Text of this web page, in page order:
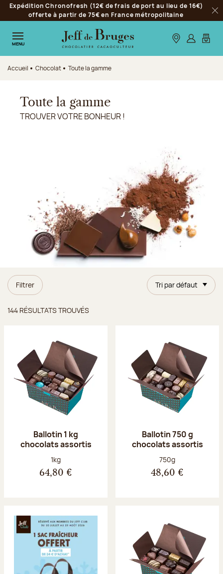
Aller à la navigation
Aller au contenu principal
Aller au pied de page
Expédition Chronofresh (12€ de frais de port au lieu de 16€)
offerte à partir de 75€ en France métropolitaine
MENU Nos boutiques
S’identifier
Mon
Accueil Chocolat Toute la gamme
Toute la gamme
TROUVER VOTRE BONHEUR !
Filtrer Tri par défaut
144 RÉSULTATS TROUVÉS
Ballotin 1 kg
chocolats assortis
Poids net :
1kg
64,80 €
Ballotin 750 g
chocolats assortis
Poids net :
750g
48,60 €